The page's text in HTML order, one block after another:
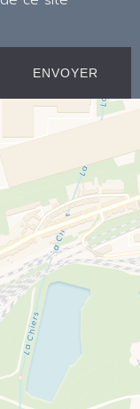
ENVOYER